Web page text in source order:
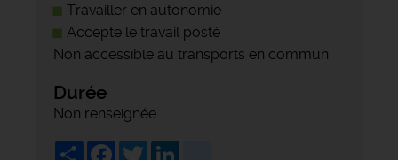
Travailler en autonomie
Accepte le travail posté
Non accessible au transports en commun
Durée
Non renseignée
ShareFacebook
Twitter